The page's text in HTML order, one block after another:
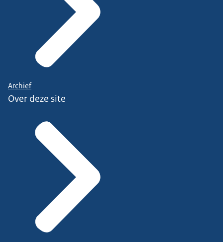
Archief
Over deze site